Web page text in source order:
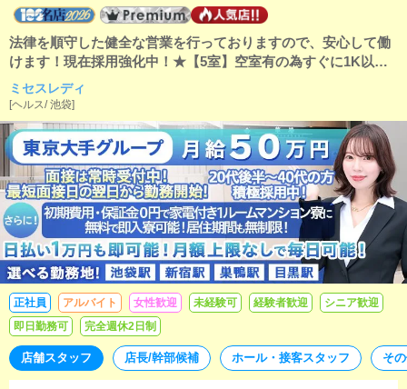
法律を順守した健全な営業を行っておりますので、安心して働
けます！現在採用強化中！★【5室】空室有の為すぐに1K以上
のマンション寮に無料で入寮・日払い1万・勤務可！★リニュー
アルオープンしたお店なので人間関係も良好です！未経験でも
月給50万円！日払いが毎日可能です！個室マンション寮は初期
費用、入居期限はございません！20代後半～40代の方を積極採
用中！池袋、新宿、目黒、巣鴨から勤務地選べます！やる気重
視で採用！面接は常時受付中です！
ミセスレディ
[ヘルス/池袋]
正社員 アルバイト 女性歓迎 未経験可 経験者歓迎
シニア歓迎
即日勤務可
完全週休2日制
店舗スタッフ 店長/幹部候補 ホール・接客スタッフ そ